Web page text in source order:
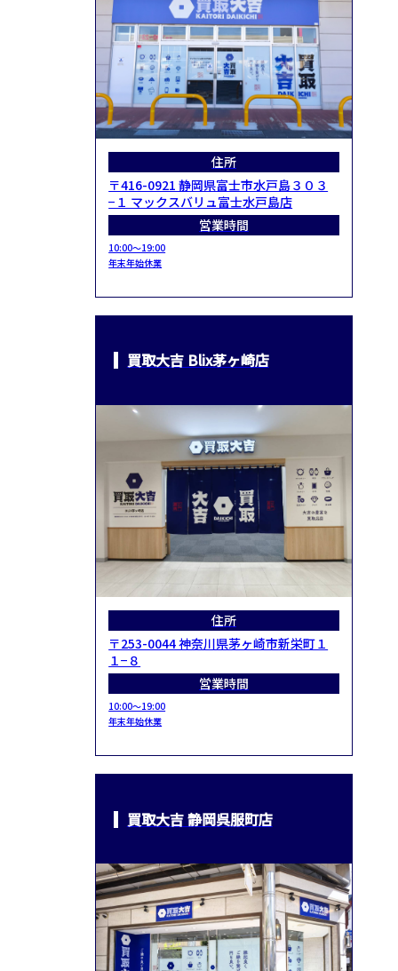
住所
〒416-0921 静岡県富士市水戸島３０３
−１ マックスバリュ富士水戸島店
営業時間
10:00～19:00
年末年始休業
買取大吉 Blix茅ヶ崎店
住所
〒253-0044 神奈川県茅ヶ崎市新栄町１
１−８
営業時間
10:00～19:00
年末年始休業
買取大吉 静岡呉服町店